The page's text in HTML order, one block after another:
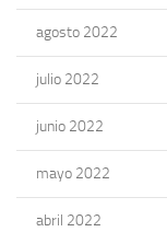
agosto 2022
julio 2022
junio 2022
mayo 2022
abril 2022